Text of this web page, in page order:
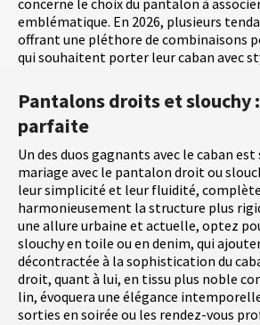
concerne le choix du pantalon à
emblématique. En 2026, plusieurs
offrant une pléthore de combinaisons
qui souhaitent porter leur caban avec
Pantalons droits et slouchy
parfaite
Un des duos gagnants avec le caban
mariage avec le pantalon droit ou
leur simplicité et leur fluidité,
harmonieusement la structure plus
une allure urbaine et actuelle, optez
slouchy en toile ou en denim, qui
décontractée à la sophistication du
droit, quant à lui, en tissu plus noble
lin, évoquera une élégance
sorties en soirée ou les rendez-vous